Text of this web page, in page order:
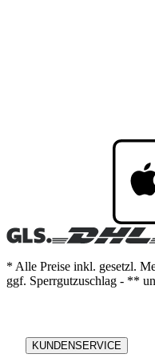
* Alle Preise inkl. gesetzl.
ggf. Sperrgutzuschlag - **
KUNDENSERVICE